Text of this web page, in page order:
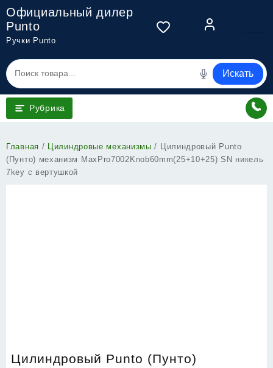
Перейти
содержимому
Официальный дилер
Punto
Ручки Punto
Искать
Рубрика
Главная / Цилиндровые механизмы / Цилиндровый Punto
(Пунто) механизм MaxPro7002Knob60mm(25+10+25) SN никель
7key с вертушкой
Цилиндровый Punto (Пунто)